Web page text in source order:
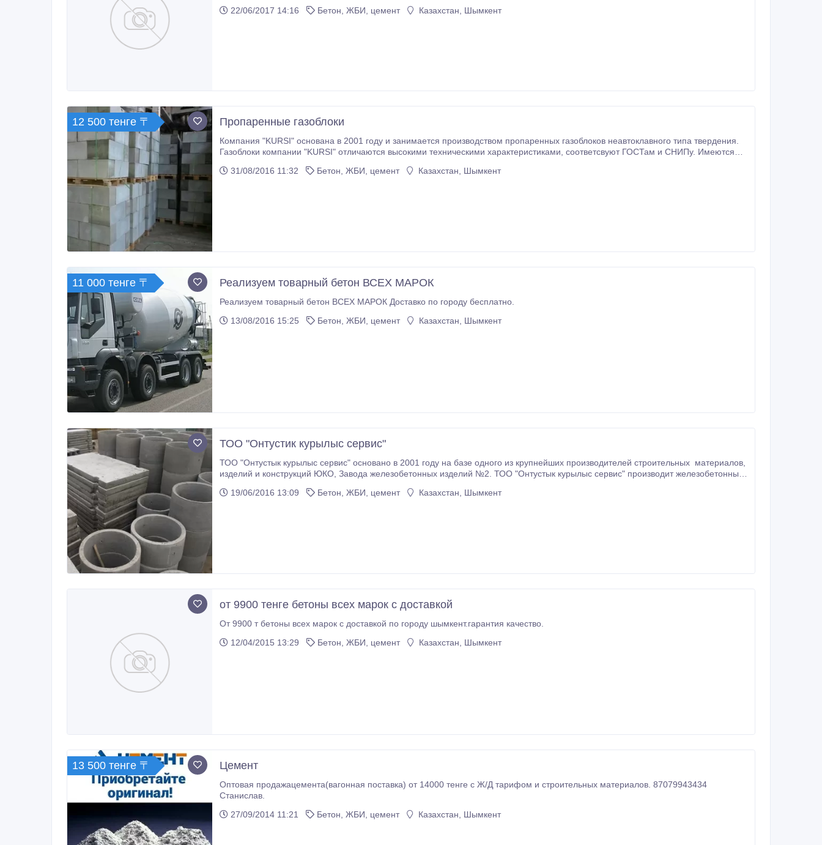
22/06/2017 14:16
Бетон, ЖБИ, цемент Казахстан, Шымкент
12 500 тенге 〒 Пропаренные газоблоки
Компания "KURSI" основана в 2001 году и занимается производством пропаренных газоблоков неавтоклавного типа твердения.
Газоблоки компании "KURSI" отличаются высокими техническими характеристиками, соответсвуют ГОСТам и СНИПу. Имеются
31/08/2016 11:32
Бетон, ЖБИ, цемент Казахстан, Шымкент
11 000 тенге 〒 Реализуем товарный бетон ВСЕХ МАРОК
Реализуем товарный бетон ВСЕХ МАРОК Доставко по городу бесплатно.
13/08/2016 15:25
Бетон, ЖБИ, цемент Казахстан, Шымкент
ТОО "Онтустик курылыс сервис"
ТОО "Онтустык курылыс сервис" основано в 2001 году на базе одного из крупнейших производителей строительных материалов,
изделий и конструкций ЮКО, Завода железобетонных изделий №2. ТОО "Онтустык курылыс сервис" производит железобетонные
плиты, фундаментные блоки, дорожные плиты, заборные плиты, колонны, ригели, оросительные лотки, лотки придорожные,
19/06/2016 13:09 Бетон, ЖБИ, цемент Казахстан, Шымкент
от 9900 тенге бетоны всех марок с доставкой
От 9900 т бетоны всех марок с доставкой по городу шымкент.гарантия качество.
12/04/2015 13:29
Бетон, ЖБИ, цемент Казахстан, Шымкент
13 500 тенге 〒 Цемент
Оптовая продажацемента(вагонная поставка) от 14000 тенге с Ж/Д тарифом и строительных материалов. 87079943434
Станислав.
27/09/2014 11:21
Бетон, ЖБИ, цемент Казахстан, Шымкент